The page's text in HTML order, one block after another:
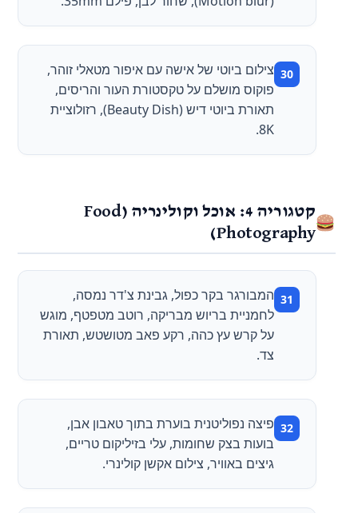
צילום ביוטי של אישה עם איפור מטאלי זוהר,
פוקוס מושלם על טקסטורת העור והריסים,
תאורת ביוטי דיש (Beauty Dish), רזולוציית
8K.
קטגוריה 4: אוכל וקולינריה (Food
Photography)
המבורגר בקר כפול, גבינת צ'דר נמסה,
לחמניית בריוש מבריקה, רוטב מטפטף, מוגש
על קרש עץ כהה, רקע פאב מטושטש, תאורת
צד.
פיצה נפוליטנית בוערת בתוך טאבון אבן,
בועות בצק שחומות, עלי בזיליקום טריים,
גיצים באוויר, צילום אקשן קולינרי.